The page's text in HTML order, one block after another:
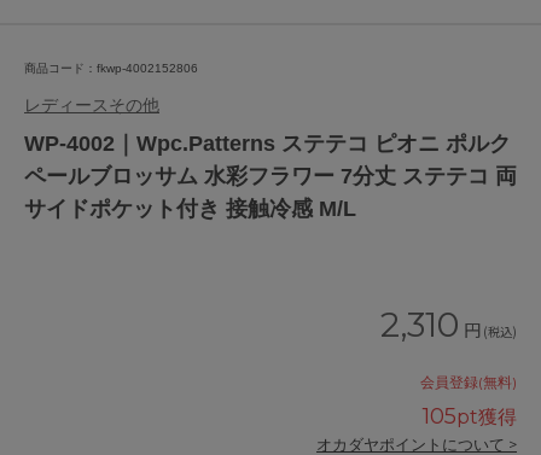
商品コード：fkwp-4002152806
レディースその他
WP-4002｜Wpc.Patterns ステテコ ピオニ ポルク
ペールブロッサム 水彩フラワー 7分丈 ステテコ 両
サイドポケット付き 接触冷感 M/L
2,310 円 (税込)
会員登録(無料)
105pt獲得
オカダヤポイントについて >